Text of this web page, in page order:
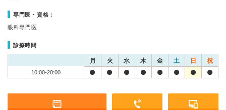
専門医・資格：
眼科専門医
診療時間
月 火 水 木 金 土 日 祝
10:00-20:00